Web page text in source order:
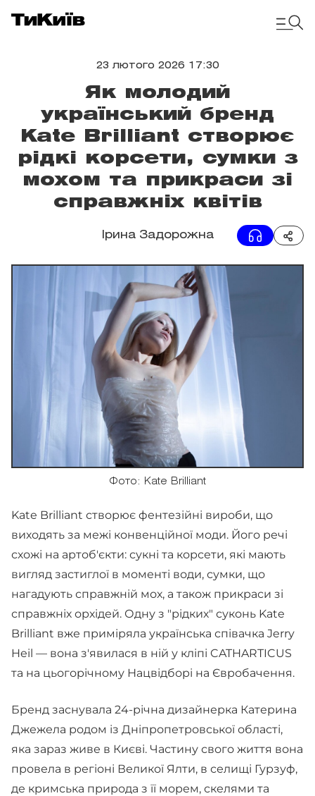
23 лютого 2026 17:30
Як молодий
український бренд
Kate Brilliant створює
рідкі корсети, сумки з
мохом та прикраси зі
справжніх квітів
Ірина Задорожна
Фото: Kate Brilliant
Kate Brilliant створює фентезійні вироби, що
виходять за межі конвенційної моди. Його речі
схожі на артоб'єкти: сукні та корсети, які мають
вигляд застиглої в моменті води, сумки, що
нагадують справжній мох, а також прикраси зі
справжніх орхідей. Одну з "рідких" суконь Kate
Brilliant вже приміряла українська співачка Jerry
Heil — вона з'явилася в ній у кліпі CATHARTICUS
та на цьогорічному Нацвідборі на Євробачення.
Бренд заснувала 24-річна дизайнерка Катерина
Джежела родом із Дніпропетровської області,
яка зараз живе в Києві. Частину свого життя вона
провела в регіоні Великої Ялти, в селищі Гурзуф,
де кримська природа з її морем, скелями та